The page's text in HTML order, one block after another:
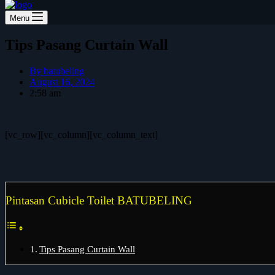
Menu
Tips Pasang Curtain Wall
By batubeling
August 16, 2024
2:58 am
[vc_row][vc_column][vc_column_text]
Pintasan Cubicle Toilet BATUBELING
Tips Pasang Curtain Wall